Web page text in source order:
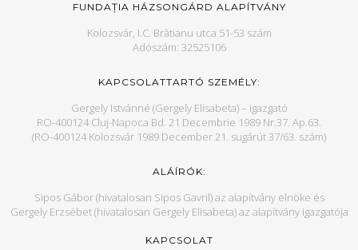
FUNDAȚIA HÁZSONGÁRD ALAPÍTVÁNY
Kolozsvár, I.C. Brătianu utca 51-53 szám
Adószám: 32525106
KAPCSOLATTARTÓ SZEMÉLY:
Gergely Istvánné (Gergely Elisabeta) – igazgató
RO-400124 Cluj-Napoca Bd. 21 Decembrie 1989 Nr.37. Ap.63.
(RO-400124 Kolozsvár 1989 December 21. sugárút 37/63. szám)
ALÁÍRÓK:
Sipos Gábor (hivatalosan Sipos Gavril) az alapítvány elnöke és
Gergely Erzsébet (hivatalosan Gergely Elisabeta) az alapítvány igazgatója
KAPCSOLAT